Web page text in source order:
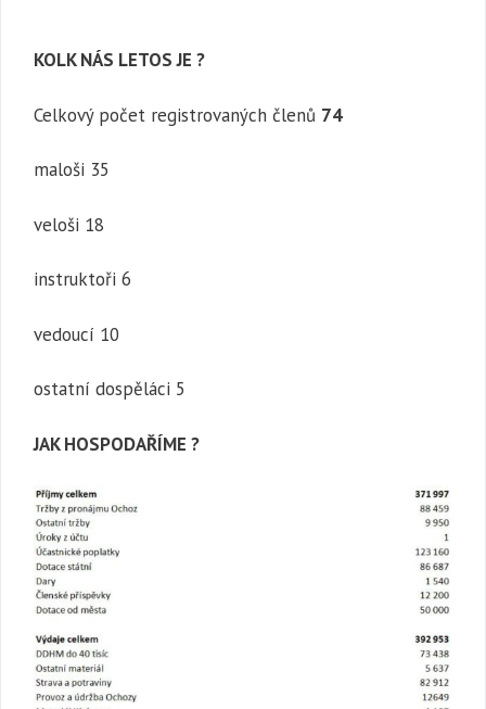
KOLK NÁS LETOS JE ?
Celkový počet registrovaných členů 74
maloši 35
veloši 18
instruktoři 6
vedoucí 10
ostatní dospěláci 5
JAK HOSPODAŘÍME ?